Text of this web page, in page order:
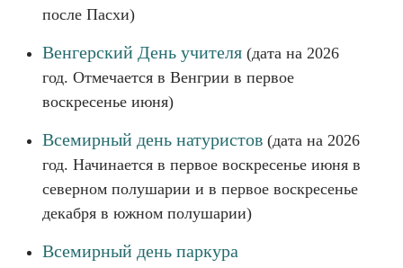
после Пасхи)
Венгерский День учителя (дата на 2026
год. Отмечается в Венгрии в первое
воскресенье июня)
Всемирный день натуристов (дата на 2026
год. Начинается в первое воскресенье июня в
северном полушарии и в первое воскресенье
декабря в южном полушарии)
Всемирный день паркура